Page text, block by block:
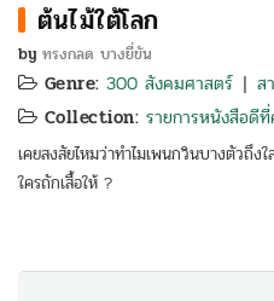
ต้นไม้ใต้โลก
by ทรงกลด บางยี่ขัน
Genre: 300 สังคมศาสตร์ | ส
Collection: รายการหนังสือดี
เคยสงสัยไหมว่าทำไมเพนกวินบางตัวถึง
ใครถักเสื้อให้ ?